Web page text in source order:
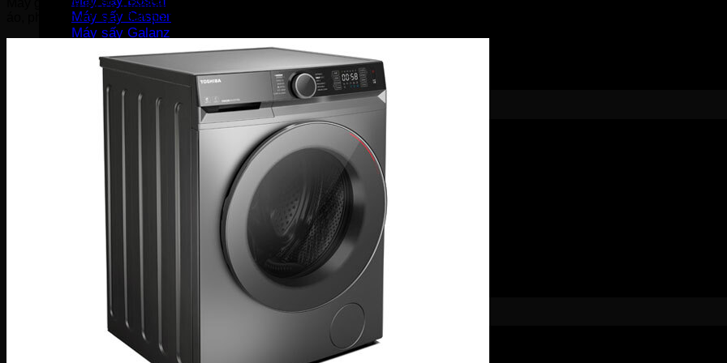
Máy sấy Casper
Máy sấy Galanz
Máy sấy Samsung
Máy sấy Whirlpool
Máy sấy Electrolux
Tủ lạnh LG
Tủ lạnh Aqua
Tủ lạnh Funiki
Tủ lạnh Sharp
Tủ lạnh Casper
Tủ lạnh Hitachi
Tủ lạnh Toshiba
Tủ lạnh SamSung
Tủ lạnh Panasonic
Tủ lạnh Mitsubishi
Tủ đông Alaska
Tủ đông Sanaky
Máy giặt cửa trước Toshiba TW-BK115G4V(SS) thiết kế cửa rộng tới 490mm dễ dàng cho quần áo vào và lấy ra thuận tiện,
áo, phù hợp với gia đình có trên 6 thành viên.